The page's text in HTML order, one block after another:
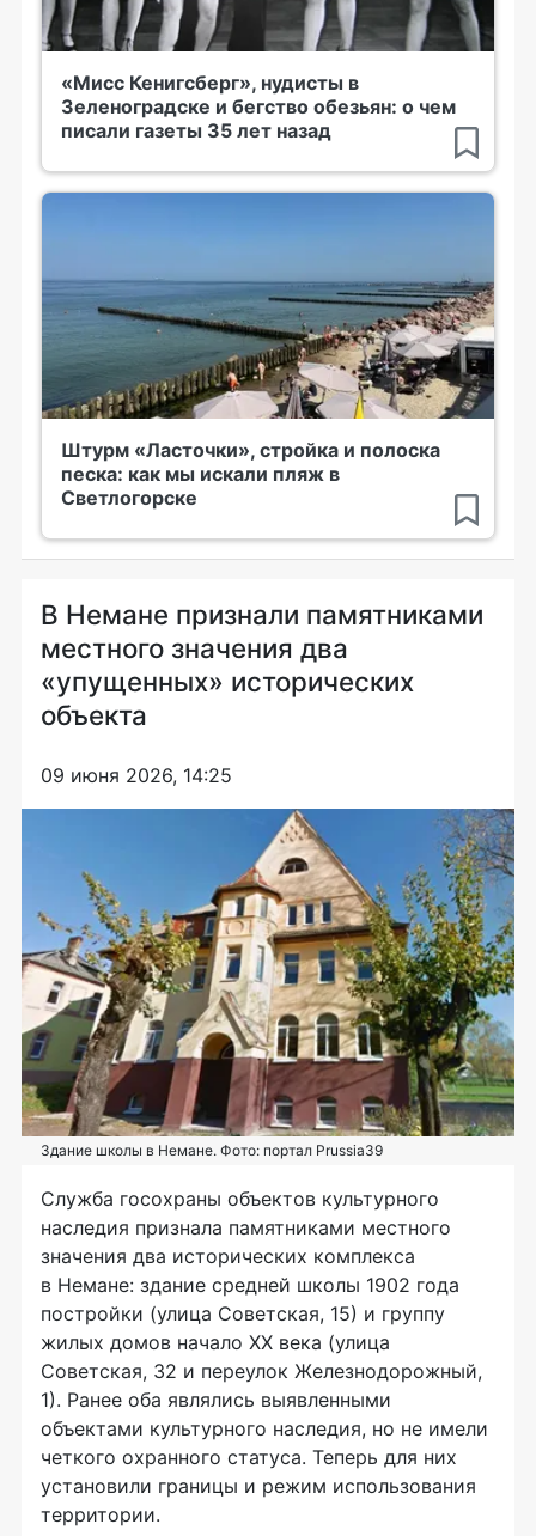
«Мисс Кенигсберг», нудисты в
Зеленоградске и бегство обезьян: о чем
писали газеты 35 лет назад
Штурм «Ласточки», стройка и полоска
песка: как мы искали пляж в
Светлогорске
В Немане признали памятниками
местного значения два
«упущенных» исторических
объекта
09 июня 2026, 14:25
Здание школы в Немане. Фото: портал Prussia39
Служба госохраны объектов культурного
наследия признала памятниками местного
значения два исторических комплекса
в Немане: здание средней школы 1902 года
постройки (улица Советская, 15) и группу
жилых домов начало XX века (улица
Советская, 32 и переулок Железнодорожный,
1). Ранее оба являлись выявленными
объектами культурного наследия, но не имели
четкого охранного статуса. Теперь для них
установили границы и режим использования
территории.